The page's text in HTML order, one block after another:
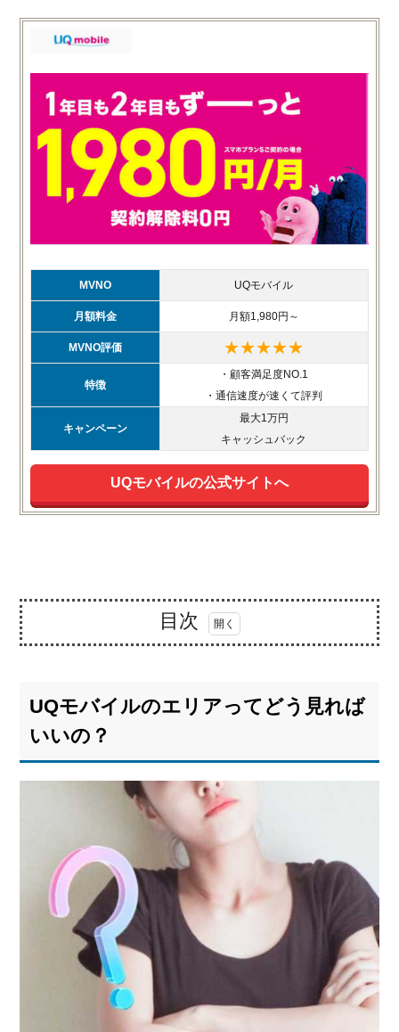
MVNO UQモバイル
月額料金 月額1,980円～
MVNO評価 ★★★★★
特徴
・顧客満足度NO.1
・通信速度が速くて評判
キャンペーン
最大1万円
キャッシュバック
UQモバイルの公式サイトへ
目次
イル
のエ
リア
って
の？
1.1.
UQモ
バイ
ルの
通話
UQモバイルのエリアってどう見れば
いいの？